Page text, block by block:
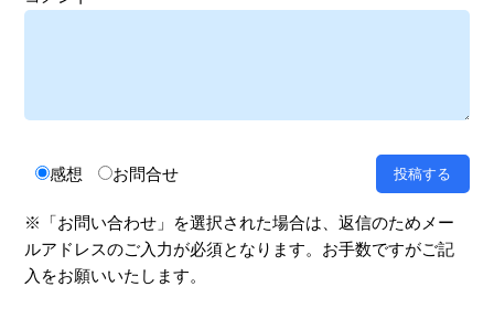
感想 お問合せ
※「お問い合わせ」を選択された場合は、返信のためメー
ルアドレスのご入力が必須となります。お手数ですがご記
入をお願いいたします。